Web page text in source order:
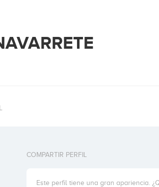
COMPARTIR PERFIL
Este perfil tiene una gran apariencia.